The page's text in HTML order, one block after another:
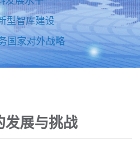
型智库建设
国家对外战略
发展与挑战